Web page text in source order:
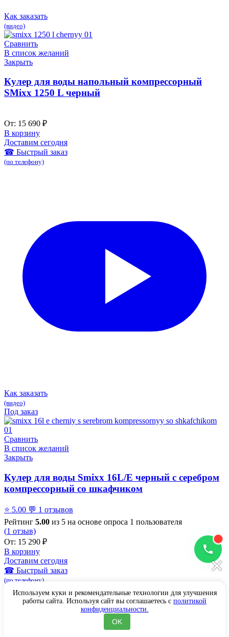
Как заказать
(видео)
Сравнить
В список желаний
Закрыть
Кулер для воды напольный компрессорный
SMixx 1250 L черный
От: 15 690 ₽
В корзину
Доставим сегодня
☎ Быстрый заказ
(по телефону)
Как заказать
(видео)
Под заказ
Сравнить
В список желаний
Закрыть
Кулер для воды Smixx 16L/E черный с серебром
компрессорный со шкафчиком
⭐ 5.00 💬 1 отзывов
Рейтинг 5.00 из 5 на основе опроса 1 пользователя
(1 отзыв)
От: 15 290 ₽
В корзину
Доставим сегодня
☎ Быстрый заказ
(по телефону)
×
Используем куки и рекомендательные технологии для улучшения
работы сайта. Используя сайт вы соглашаетесь с политикой
конфиденциальности.
OK